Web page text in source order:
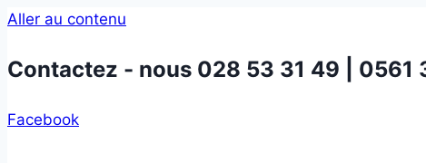
Aller au contenu
Contactez - nous 028 53 31 49 | 0561
Facebook